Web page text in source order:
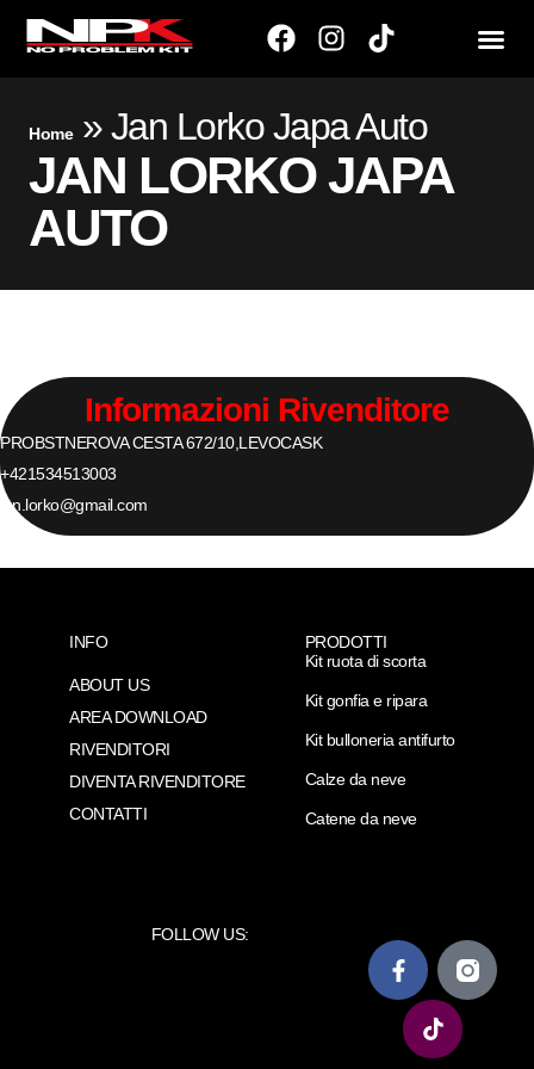
Home»Jan Lorko Japa Auto
JAN LORKO JAPA
AUTO
Informazioni Rivenditore
PROBSTNEROVA CESTA 672/10, LEVOCASK
+421534513003
jan.lorko@gmail.com
INFO
ABOUT US
AREA DOWNLOAD
RIVENDITORI
DIVENTA RIVENDITORE
CONTATTI
PRODOTTI
Kit ruota di scorta
Kit gonfia e ripara
Kit bulloneria antifurto
Calze da neve
Catene da neve
FOLLOW US: